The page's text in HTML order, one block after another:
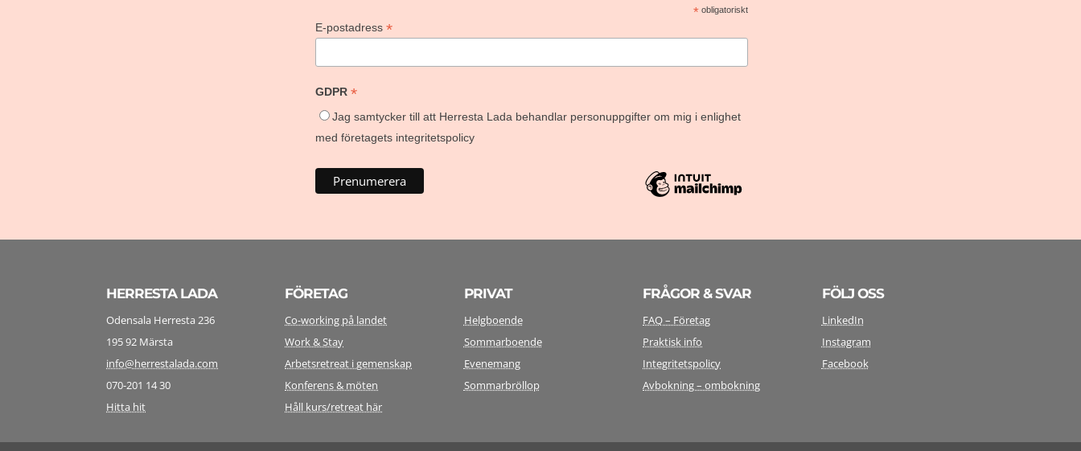
*obligatoriskt
E-postadress *
GDPR *
Jag samtycker till att Herresta Lada behandlar personuppgifter om mig i enlighet
med företagets integritetspolicy
HERRESTA LADA
Odensala Herresta 236
195 92 Märsta
info@herrestalada.com
070-201 14 30
Hitta hit
FÖRETAG
Co-working på landet
Work & Stay
Arbetsretreat i gemenskap
Konferens & möten
Håll kurs/retreat här
PRIVAT
Helgboende
Sommarboende
Evenemang
Sommarbröllop
FRÅGOR & SVAR
FAQ – Företag
Praktisk info
Integritetspolicy
Avbokning – ombokning
FÖLJ OSS
LinkedIn
Instagram
Facebook